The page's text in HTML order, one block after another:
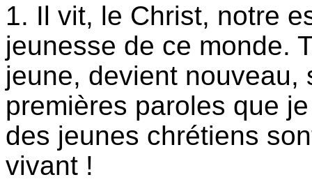
1. Il vit, le Christ, notre
jeunesse de ce monde.
jeune, devient nouveau,
premières paroles que
des jeunes chrétiens
vivant !